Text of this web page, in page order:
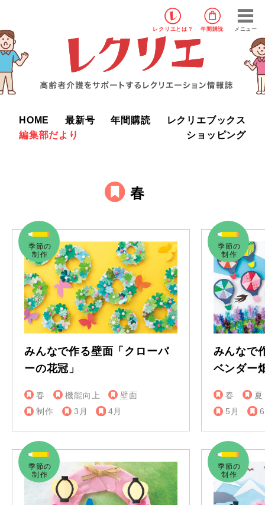
レクリエ とは？ 年間購読 メニュー
HOME 最新号 年間購読
レクリエブックス
編集部だより
ショッピング
春
みんなで作る壁面「クローバ
ーの花冠」
春 機能向上
壁面
制作
3月 4月
みんなで
ベンダー
春
夏
5月